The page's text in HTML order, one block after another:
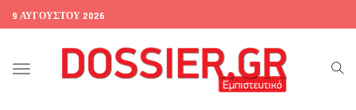
9 ΑΥΓΟΎΣΤΟΥ 2026
Toggle